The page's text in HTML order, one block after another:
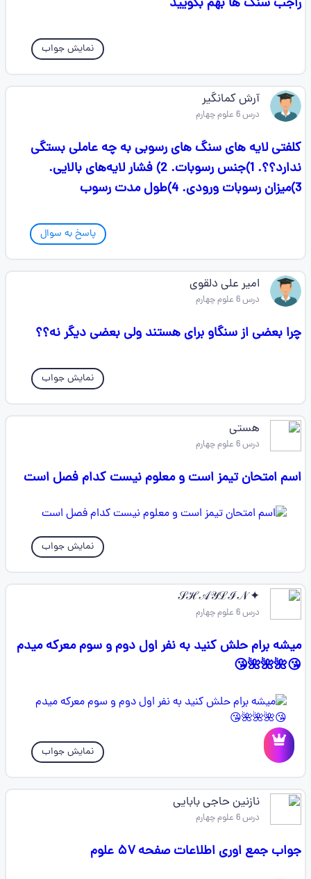
نمایش جواب
آرش کمانگیر
درس 6 علوم چهارم
کلفتی لایه های سنگ های رسوبی به چه عاملی بستگی
ندارد؟؟. 1)جنس رسوبات. 2) فشار لایه‌های بالایی.
3)میزان رسوبات ورودی. 4)طول مدت رسوب
پاسخ به سوال
امیر علی دلقوی
درس 6 علوم چهارم
چرا بعضی از سنگاو برای هستند ولی بعضی دیگر نه؟؟
نمایش جواب
هستی
درس 6 علوم چهارم
اسم امتحان تیمز است و معلوم نیست کدام فصل است
نمایش جواب
✦ 𝒮ℋ𝒜𝒴ℒℐ𝒩
درس 6 علوم چهارم
میشه برام حلش کنید به نفر اول دوم و سوم معرکه میدم
😘🌺🌺🌺😘
نمایش جواب
نازنین حاجی بابایی
درس 6 علوم چهارم
جواب جمع اوری اطلاعات صفحه ۵۷ علوم